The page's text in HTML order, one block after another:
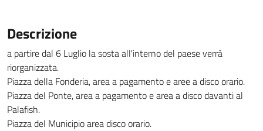
Descrizione
a partire dal 6 Luglio la sosta all'interno del paese verrà
riorganizzata.
Piazza della Fonderia, area a pagamento e aree a disco orario.
Piazza del Ponte, area a pagamento e area a disco davanti al
Palafish.
Piazza del Municipio area disco orario.